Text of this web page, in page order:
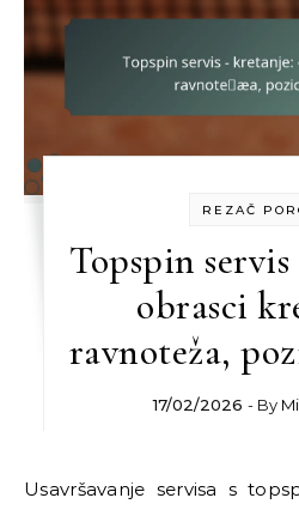
REZAČ
Topspin
obrasci
ravnoteža,
17/02/2026 - By
Usavršavanje servisa s